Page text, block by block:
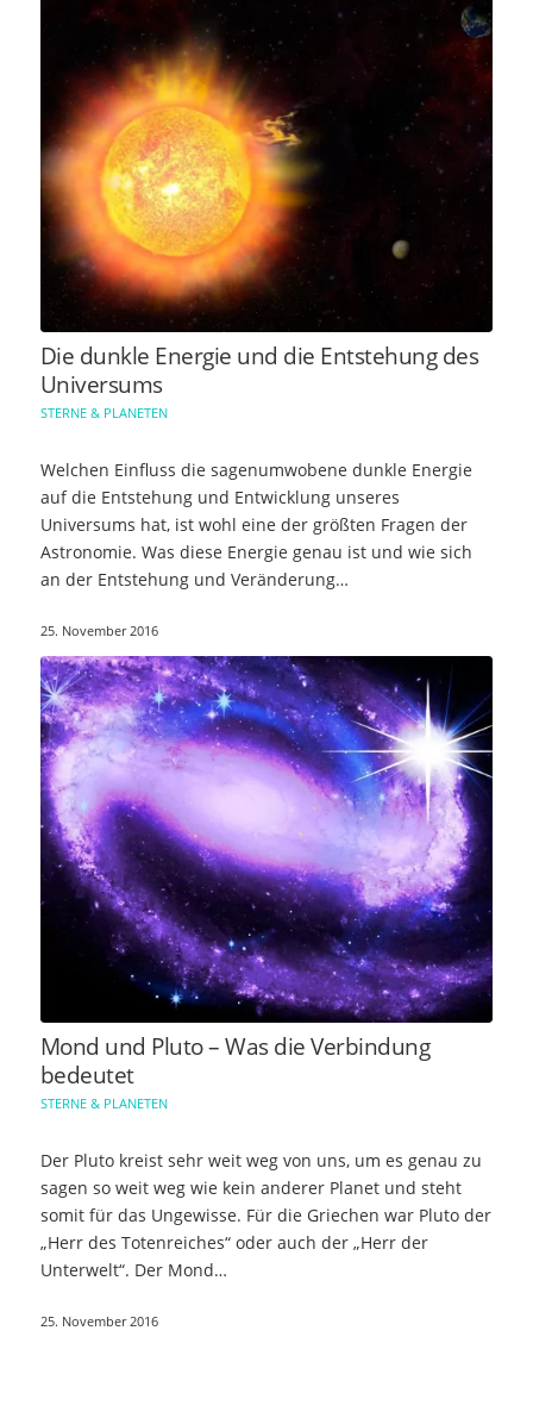
Die dunkle Energie und die Entstehung des
Universums
STERNE & PLANETEN
Welchen Einfluss die sagenumwobene dunkle Energie
auf die Entstehung und Entwicklung unseres
Universums hat, ist wohl eine der größten Fragen der
Astronomie. Was diese Energie genau ist und wie sich
an der Entstehung und Veränderung
25. November 2016
Mond und Pluto – Was die Verbindung
bedeutet
STERNE & PLANETEN
Der Pluto kreist sehr weit weg von uns, um es genau zu
sagen so weit weg wie kein anderer Planet und steht
somit für das Ungewisse. Für die Griechen war Pluto der
„Herr des Totenreiches“ oder auch der „Herr der
Unterwelt“. Der Mond…
25. November 2016